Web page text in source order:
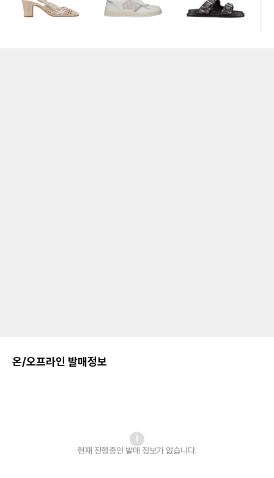
온/오프라인 발매정보
현재 진행중인 발매 정보가 없습니다.